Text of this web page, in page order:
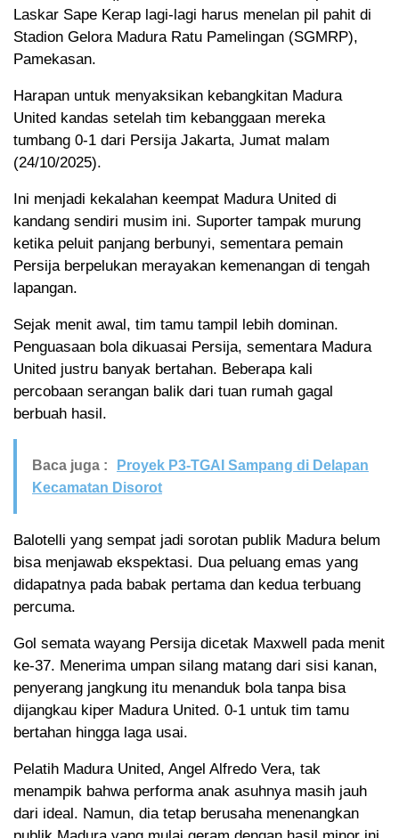
Laskar Sape Kerap lagi-lagi harus menelan pil pahit di
Stadion Gelora Madura Ratu Pamelingan (SGMRP),
Pamekasan.
Harapan untuk menyaksikan kebangkitan Madura
United kandas setelah tim kebanggaan mereka
tumbang 0-1 dari Persija Jakarta, Jumat malam
(24/10/2025).
Ini menjadi kekalahan keempat Madura United di
kandang sendiri musim ini. Suporter tampak murung
ketika peluit panjang berbunyi, sementara pemain
Persija berpelukan merayakan kemenangan di tengah
lapangan.
Sejak menit awal, tim tamu tampil lebih dominan.
Penguasaan bola dikuasai Persija, sementara Madura
United justru banyak bertahan. Beberapa kali
percobaan serangan balik dari tuan rumah gagal
berbuah hasil.
Baca juga :
Proyek P3-TGAI Sampang di Delapan
Kecamatan Disorot
Balotelli yang sempat jadi sorotan publik Madura belum
bisa menjawab ekspektasi. Dua peluang emas yang
didapatnya pada babak pertama dan kedua terbuang
percuma.
Gol semata wayang Persija dicetak Maxwell pada menit
ke-37. Menerima umpan silang matang dari sisi kanan,
penyerang jangkung itu menanduk bola tanpa bisa
dijangkau kiper Madura United. 0-1 untuk tim tamu
bertahan hingga laga usai.
Pelatih Madura United, Angel Alfredo Vera, tak
menampik bahwa performa anak asuhnya masih jauh
dari ideal. Namun, dia tetap berusaha menenangkan